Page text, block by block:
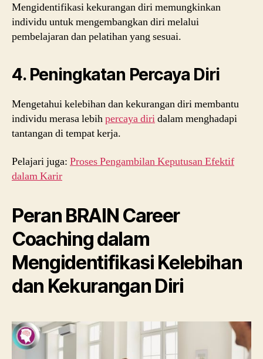
Mengidentifikasi kekurangan diri memungkinkan
individu untuk mengembangkan diri melalui
pembelajaran dan pelatihan yang sesuai.
4. Peningkatan Percaya Diri
Mengetahui kelebihan dan kekurangan diri membantu
individu merasa lebihpercaya diridalam menghadapi
tantangan di tempat kerja.
Pelajari juga: Proses Pengambilan Keputusan Efektif
dalam Karir
Peran BRAIN Career
Coaching dalam
Mengidentifikasi Kelebihan
dan Kekurangan Diri